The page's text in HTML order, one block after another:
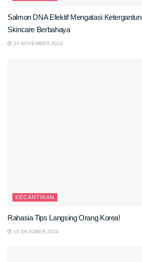
Salmon DNA Efektif Mengatasi
Skincare Berbahaya
24 NOVEMBER 2024
KECANTIKAN
Rahasia Tips Langsing Orang Korea!
15 OKTOBER 2024